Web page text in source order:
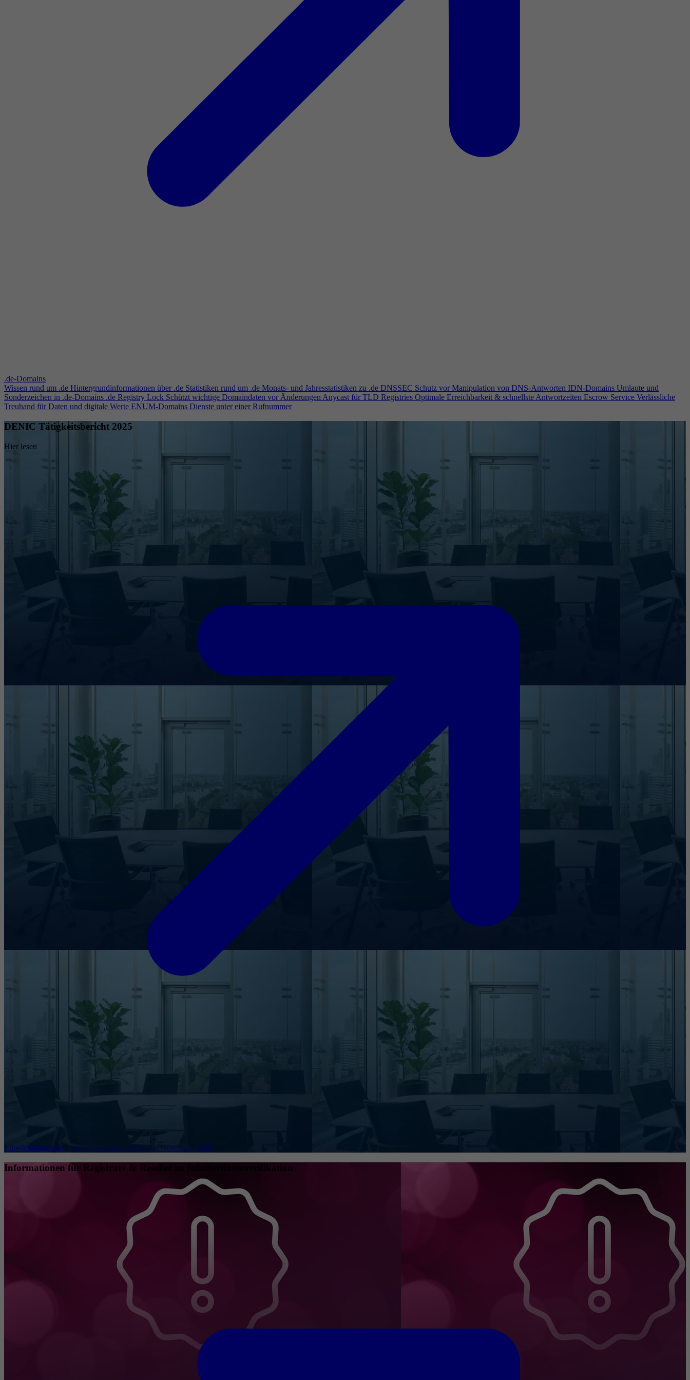
.de-Domains
Wissen rund um .de Hintergrundinformationen über .de Statistiken rund um .de Monats- und Jahresstatistiken zu .de DNSSEC Schutz vor Manipulation von DNS-Antworten IDN-Domains Umlaute und
Sonderzeichen in .de-Domains .de Registry Lock Schützt wichtige Domaindaten vor ÄnderungenAnycast für TLD Registries Optimale Erreichbarkeit & schnellste Antwortzeiten Escrow Service Verlässliche
Treuhand für Daten und digitale Werte ENUM-Domains Dienste unter einer Rufnummer
DENIC Tätigkeitsbericht 2025
Hier lesen
Entwicklungen im Internet Governance Umfeld November 2025
Informationen für Registrare & Reseller zu Inhaberdatenverifikation